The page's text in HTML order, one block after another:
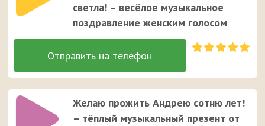
светла! – весёлое музыкальное
поздравление женским голосом
Желаю прожить Андрею сотню лет!
– тёплый музыкальный презент от